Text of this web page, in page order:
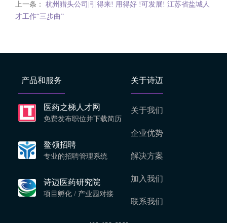
上一条： 杭州猎头公司|引得来! 用得好 !可发展! 江苏省盐城人
才工作“三步曲”
产品和服务
医药之梯人才网
免费发布职位并下载简历
鳌领招聘
专业的招聘管理系统
诗迈医药研究院
项目孵化 / 产业园对接
关于诗迈
关于我们
企业优势
解决方案
加入我们
联系我们